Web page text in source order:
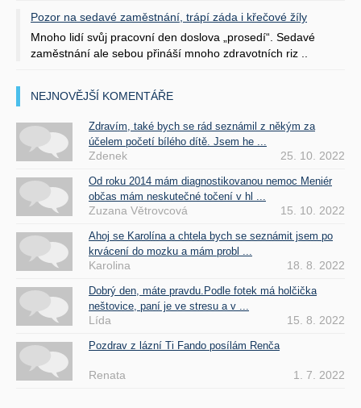
Pozor na sedavé zaměstnání, trápí záda i křečové žíly
Mnoho lidí svůj pracovní den doslova „prosedí“. Sedavé
zaměstnání ale sebou přináší mnoho zdravotních riz ..
NEJNOVĚJŠÍ KOMENTÁŘE
Zdravím, také bych se rád seznámil z někým za
účelem početí bílého dítě. Jsem he ...
Zdenek 25. 10. 2022
Od roku 2014 mám diagnostikovanou nemoc Meniér
občas mám neskutečné točení v hl ...
Zuzana Větrovcová 15. 10. 2022
Ahoj se Karolína a chtela bych se seznámit jsem po
krvácení do mozku a mám probl ...
Karolina 18. 8. 2022
Dobrý den, máte pravdu.Podle fotek má holčička
neštovice, paní je ve stresu a v ...
Lída 15. 8. 2022
Pozdrav z lázní Ti Fando posílám Renča
Renata 1. 7. 2022